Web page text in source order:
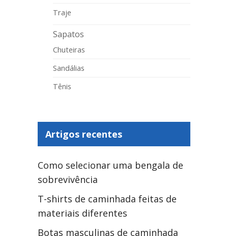
Traje
Sapatos
Chuteiras
Sandálias
Tênis
Artigos recentes
Como selecionar uma bengala de
sobrevivência
T-shirts de caminhada feitas de
materiais diferentes
Botas masculinas de caminhada